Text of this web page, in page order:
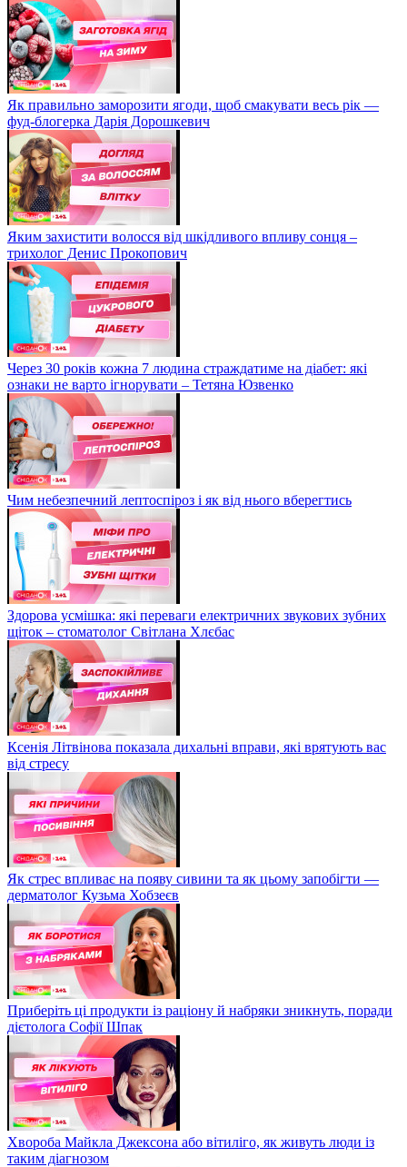
Як правильно заморозити ягоди, щоб смакувати весь рік —
фуд-блогерка Дарія Дорошкевич
Яким захистити волосся від шкідливого впливу сонця –
трихолог Денис Прокопович
Через 30 років кожна 7 людина страждатиме на діабет: які
ознаки не варто ігнорувати – Тетяна Юзвенко
Чим небезпечний лептоспіроз і як від нього вберегтись
Здорова усмішка: які переваги електричних звукових зубних
щіток – стоматолог Світлана Хлєбас
Ксенія Літвінова показала дихальні вправи, які врятують вас
від стресу
Як стрес впливає на появу сивини та як цьому запобігти —
дерматолог Кузьма Хобзеєв
Приберіть ці продукти із раціону й набряки зникнуть, поради
дієтолога Софії Шпак
Хвороба Майкла Джексона або вітиліго, як живуть люди із
таким діагнозом